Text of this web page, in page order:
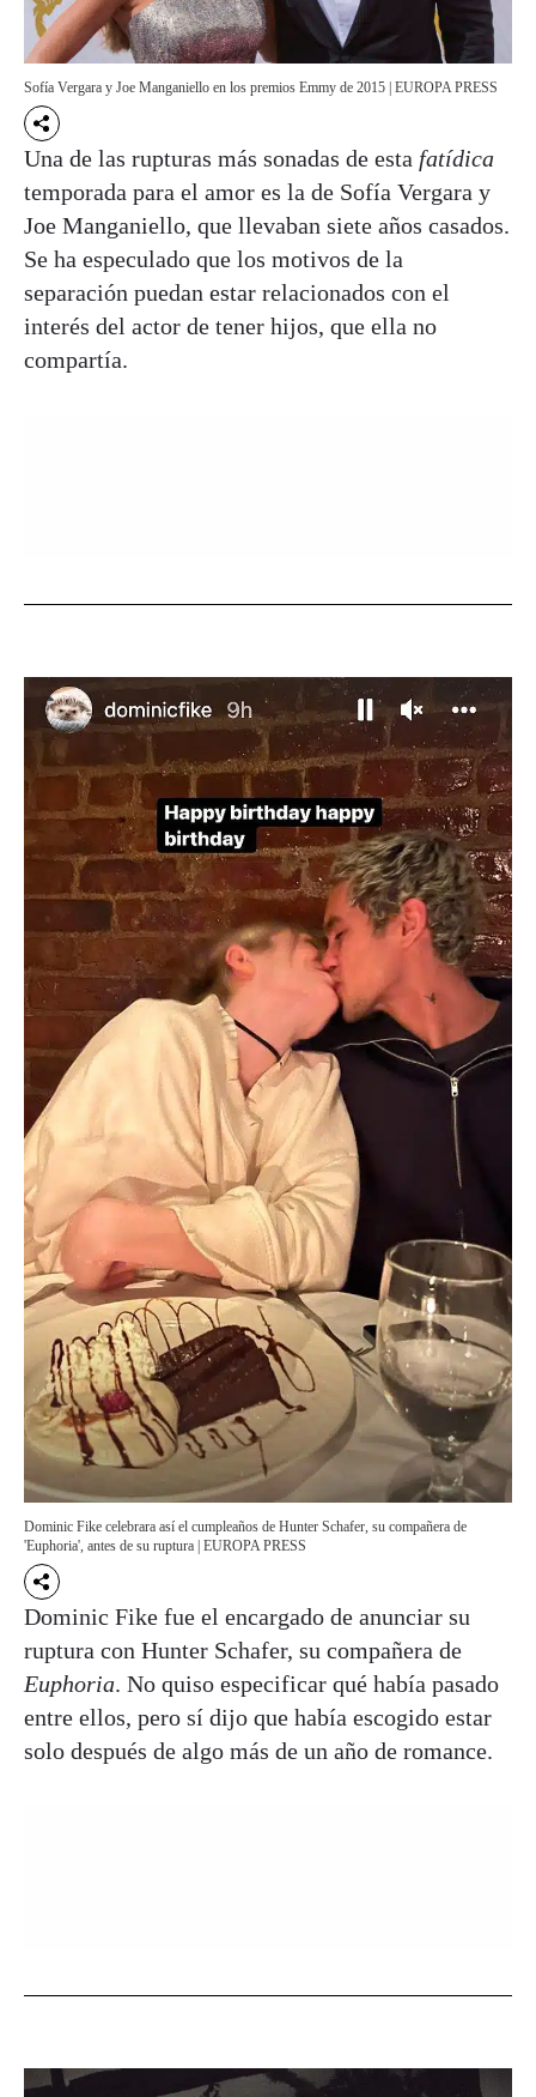
Sofía Vergara y Joe Manganiello en los premios Emmy de 2015 | EUROPA PRESS
Una de las rupturas más sonadas de esta fatídica
temporada para el amor es la de Sofía Vergara y
Joe Manganiello, que llevaban siete años casados.
Se ha especulado que los motivos de la
separación puedan estar relacionados con el
interés del actor de tener hijos, que ella no
compartía.
Dominic Fike celebrara así el cumpleaños de Hunter Schafer, su compañera de
'Euphoria', antes de su ruptura | EUROPA PRESS
Dominic Fike fue el encargado de anunciar su
ruptura con Hunter Schafer, su compañera de
Euphoria. No quiso especificar qué había pasado
entre ellos, pero sí dijo que había escogido estar
solo después de algo más de un año de romance.